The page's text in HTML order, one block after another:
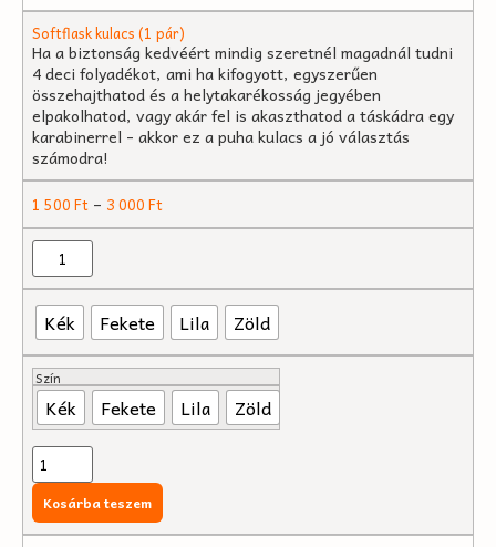
Softflask kulacs (1 pár)
Ha a biztonság kedvéért mindig szeretnél magadnál tudni
4 deci folyadékot, ami ha kifogyott, egyszerűen
összehajthatod és a helytakarékosság jegyében
elpakolhatod, vagy akár fel is akaszthatod a táskádra egy
karabinerrel - akkor ez a puha kulacs a jó választás
számodra!
1 500Ft – 3 000Ft
Kék Fekete Lila Zöld
Szín
Kék Fekete Lila Zöld
Kosárba teszem